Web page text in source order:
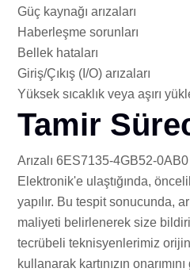
Güç kaynağı arızaları
Haberleşme sorunları
Bellek hataları
Giriş/Çıkış (I/O) arızaları
Yüksek sıcaklık veya aşırı
Tamir
Arızalı 6ES7135-4GB52-
Elektronik'e ulaştığında,
yapılır. Bu tespit sonucunda,
maliyeti belirlenerek size
tecrübeli teknisyenlerimiz
kullanarak kartınızın